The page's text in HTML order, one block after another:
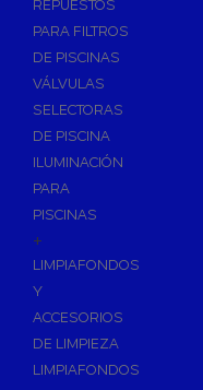
REPUESTOS
PARA FILTROS
DE PISCINAS
VÁLVULAS
SELECTORAS
DE PISCINA
ILUMINACIÓN
PARA
PISCINAS
+
LIMPIAFONDOS
Y
ACCESORIOS
DE LIMPIEZA
LIMPIAFONDOS